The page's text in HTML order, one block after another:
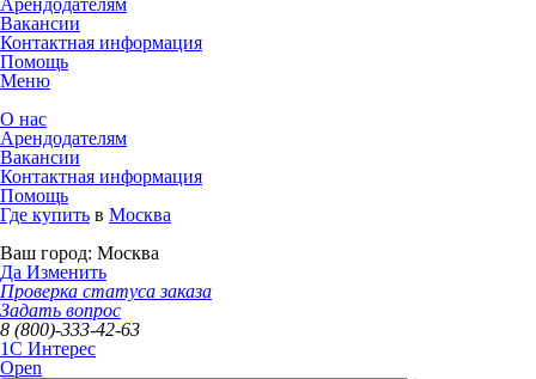
Вакансии
Контактная информация
Помощь
Меню
О нас
Арендодателям
Вакансии
Контактная информация
Помощь
Где купить в Москва
Ваш город: Москва
Да Изменить
Проверка статуса заказа
Задать вопрос
8 (800)-333-42-63
1C Интерес
Open